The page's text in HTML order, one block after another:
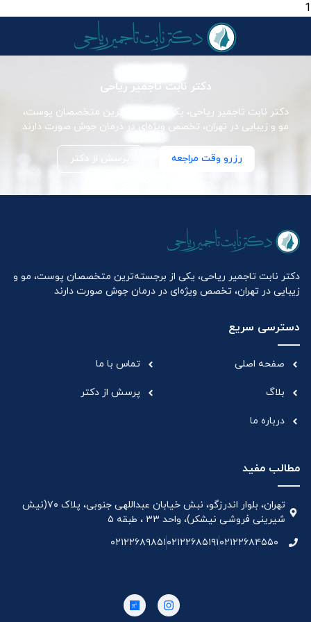
1
دکتر نابت تاجمیر ریاحی
دکتر نابت تاجمیر ریاحی، یکی از برجسته‌ترین متخصصان پوست،
مو و زیبایی در تهران، تخصص ویژه‌ای در درمان جوش صورت دارند
رزرو وقت مراجعه پرسش از دکتر
دکتر نابت تاجمیر ریاحی، یکی از برجسته‌ترین متخصصان پوست، مو و
زیبایی در تهران، تخصص ویژه‌ای در درمان جوش صورت دارند
دسترسی سریع
صفحه اصلی
بلاگ
درباره ما
تماس با ما
پرسش از دکتر
مطالب مفید
تهران، بلوار اندرزگو، نبش خیابان عبداللهی جنوبی، پلاک ۷۰(نیش
شیرینی فروشی نیشکر)، واحد ۳۳ ، طبقه ۵
۰۲۱۲۲۶۸۴۵۵۰۰۲۱۲۲۶۸۵۱۹۱۰۲۱۲۲۶۸۹۸۵۱